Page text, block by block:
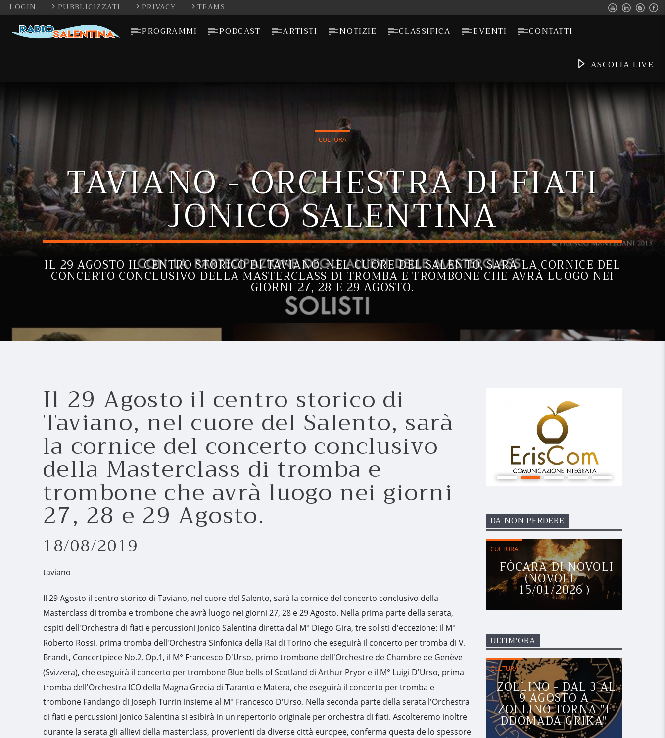
LOGIN PUBBLICIZZATI PRIVACY TEAMS
PROGRAMMI PODCAST ARTISTI NOTIZIE CLASSIFICA EVENTI CONTATTI
ASCOLTA LIVE
CULTURA
TAVIANO - ORCHESTRA DI FIATI
JONICO SALENTINA
IL 29 AGOSTO IL CENTRO STORICO DI TAVIANO, NEL CUORE DEL SALENTO, SARÀ LA CORNICE DEL
CONCERTO CONCLUSIVO DELLA MASTERCLASS DI TROMBA E TROMBONE CHE AVRÀ LUOGO NEI
GIORNI 27, 28 E 29 AGOSTO.
Il 29 Agosto il centro storico di
Taviano, nel cuore del Salento, sarà
la cornice del concerto conclusivo
della Masterclass di tromba e
trombone che avrà luogo nei giorni
27, 28 e 29 Agosto.
18/08/2019
taviano
Il 29 Agosto il centro storico di Taviano, nel cuore del Salento, sarà la cornice del concerto conclusivo della
Masterclass di tromba e trombone che avrà luogo nei giorni 27, 28 e 29 Agosto. Nella prima parte della serata,
ospiti dell'Orchestra di fiati e percussioni Jonico Salentina diretta dal M° Diego Gira, tre solisti d'eccezione: il M°
Roberto Rossi, prima tromba dell'Orchestra Sinfonica della Rai di Torino che eseguirà il concerto per tromba di V.
Brandt, Concertpiece No.2, Op.1, il M° Francesco D'Urso, primo trombone dell'Orchestre de Chambre de Genève
(Svizzera), che eseguirà il concerto per trombone Blue bells of Scotland di Arthur Pryor e il M° Luigi D'Urso, prima
tromba dell'Orchestra ICO della Magna Grecia di Taranto e Matera, che eseguirà il concerto per tromba e
trombone Fandango di Joseph Turrin insieme al M° Francesco D'Urso. Nella seconda parte della serata l'Orchestra
di fiati e percussioni jonico Salentina si esibirà in un repertorio originale per orchestra di fiati. Ascolteremo inoltre
durante la serata gli allievi della masterclass, provenienti da diverse città europee, conferma questa dello spessore
DA NON PERDERE
CULTURA
FÒCARA DI NOVOLI
(NOVOLI -
15/01/2026 )
ULTIM'ORA
CULTURA
ZOLLINO - DAL 3 AL
9 AGOSTO A
ZOLLINO TORNA "I
DDOMADA GRIKA"